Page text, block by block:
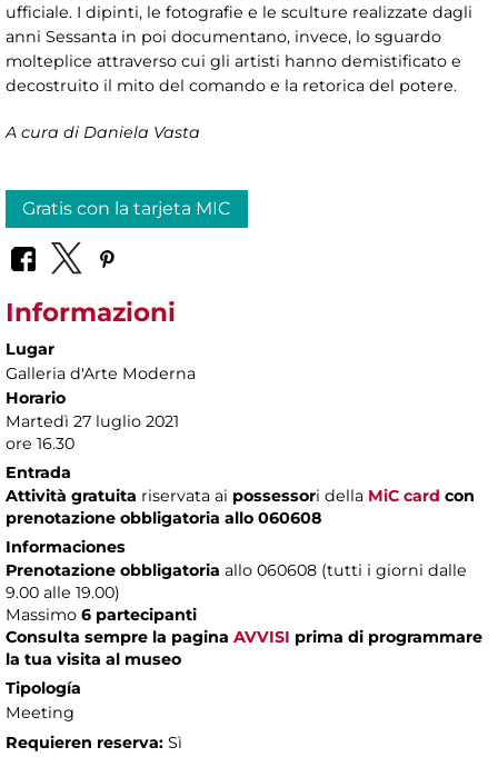
ufficiale. I dipinti, le fotografie e le sculture realizzate dagli
anni Sessanta in poi documentano, invece, lo sguardo
molteplice attraverso cui gli artisti hanno demistificato e
decostruito il mito del comando e la retorica del potere.
A cura di Daniela Vasta
Gratis con la tarjeta MIC
Informazioni
Lugar
Galleria d'Arte Moderna
Horario
Martedì 27 luglio 2021
ore 16.30
Entrada
Attività gratuita riservata ai possessori della MiC card con
prenotazione obbligatoria allo 060608
Informaciones
Prenotazione obbligatoria allo 060608 (tutti i giorni dalle
9.00 alle 19.00)
Massimo 6 partecipanti
Consulta sempre la pagina AVVISI prima di programmare
la tua visita al museo
Tipología
Meeting
Requieren reserva: Sì